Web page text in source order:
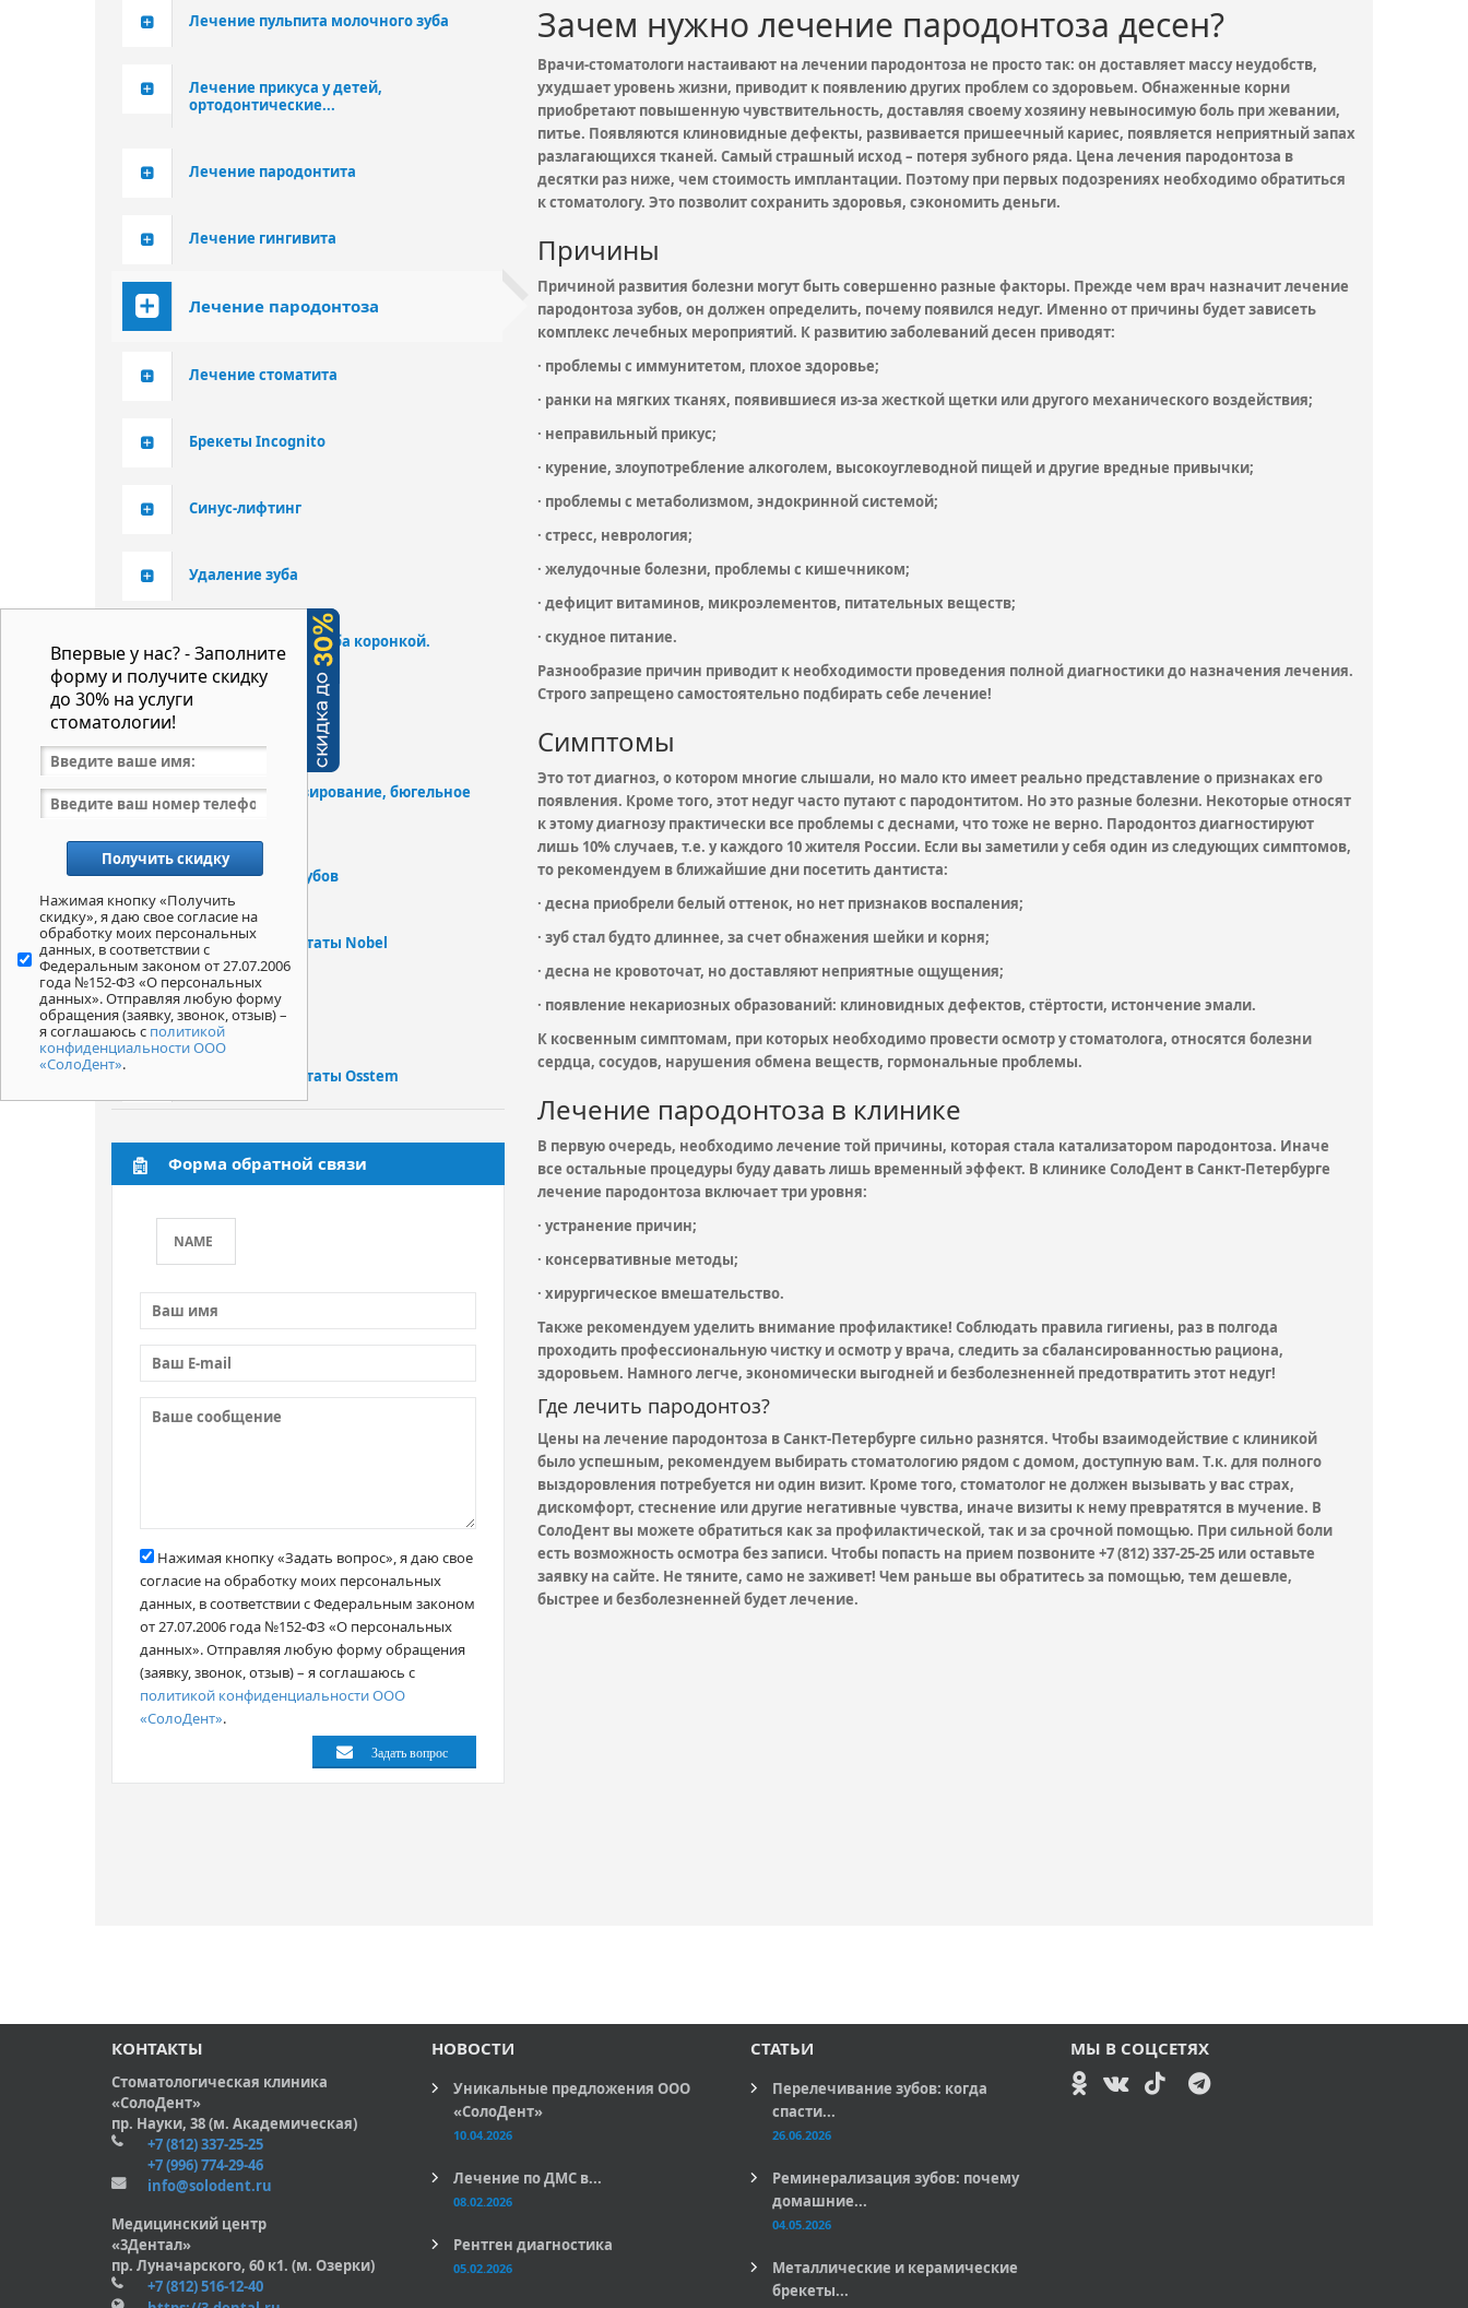
Лечение пульпита молочного зуба
Лечение прикуса у детей,
ортодонтические...
Лечение пародонтита
Лечение гингивита
Лечение пародонтоза
Лечение стоматита
Брекеты Incognito
Синус-лифтинг
Удаление зуба
Протезирование зуба коронкой.
Металлокер...
Съемное протезирование, бюгельное
протез...
Имплантация зубов
Зубные имплантаты Nobel
Акции
Зубные имплантаты Osstem
Форма обратной связи
Нажимая кнопку «Задать вопрос», я даю свое
согласие на обработку моих персональных
данных, в соответствии с Федеральным законом
от 27.07.2006 года №152-ФЗ «О персональных
данных». Отправляя любую форму обращения
(заявку, звонок, отзыв) – я соглашаюсь с
политикой конфиденциальности ООО
«СолоДент».
Зачем нужно лечение пародонтоза десен?
Врачи-стоматологи настаивают на лечении пародонтоза не просто так: он доставляет массу неудобств,
ухудшает уровень жизни, приводит к появлению других проблем со здоровьем. Обнаженные корни
приобретают повышенную чувствительность, доставляя своему хозяину невыносимую боль при жевании,
питье. Появляются клиновидные дефекты, развивается пришеечный кариес, появляется неприятный запах
разлагающихся тканей. Самый страшный исход – потеря зубного ряда. Цена лечения пародонтоза в
десятки раз ниже, чем стоимость имплантации. Поэтому при первых подозрениях необходимо обратиться
к стоматологу. Это позволит сохранить здоровья, сэкономить деньги.
Причины
Причиной развития болезни могут быть совершенно разные факторы. Прежде чем врач назначит лечение
пародонтоза зубов, он должен определить, почему появился недуг. Именно от причины будет зависеть
комплекс лечебных мероприятий. К развитию заболеваний десен приводят:
· проблемы с иммунитетом, плохое здоровье;
· ранки на мягких тканях, появившиеся из-за жесткой щетки или другого механического воздействия;
· неправильный прикус;
· курение, злоупотребление алкоголем, высокоуглеводной пищей и другие вредные привычки;
· проблемы с метаболизмом, эндокринной системой;
· стресс, неврология;
· желудочные болезни, проблемы с кишечником;
· дефицит витаминов, микроэлементов, питательных веществ;
· скудное питание.
Разнообразие причин приводит к необходимости проведения полной диагностики до назначения лечения.
Строго запрещено самостоятельно подбирать себе лечение!
Симптомы
Это тот диагноз, о котором многие слышали, но мало кто имеет реально представление о признаках его
появления. Кроме того, этот недуг часто путают с пародонтитом. Но это разные болезни. Некоторые относят
к этому диагнозу практически все проблемы с деснами, что тоже не верно. Пародонтоз диагностируют
лишь 10% случаев, т.е. у каждого 10 жителя России. Если вы заметили у себя один из следующих симптомов,
то рекомендуем в ближайшие дни посетить дантиста:
· десна приобрели белый оттенок, но нет признаков воспаления;
· зуб стал будто длиннее, за счет обнажения шейки и корня;
· десна не кровоточат, но доставляют неприятные ощущения;
· появление некариозных образований: клиновидных дефектов, стёртости, истончение эмали.
К косвенным симптомам, при которых необходимо провести осмотр у стоматолога, относятся болезни
сердца, сосудов, нарушения обмена веществ, гормональные проблемы.
Лечение пародонтоза в клинике
В первую очередь, необходимо лечение той причины, которая стала катализатором пародонтоза. Иначе
все остальные процедуры буду давать лишь временный эффект. В клинике СолоДент в Санкт-Петербурге
лечение пародонтоза включает три уровня:
· устранение причин;
· консервативные методы;
· хирургическое вмешательство.
Также рекомендуем уделить внимание профилактике! Соблюдать правила гигиены, раз в полгода
проходить профессиональную чистку и осмотр у врача, следить за сбалансированностью рациона,
здоровьем. Намного легче, экономически выгодней и безболезненней предотвратить этот недуг!
Где лечить пародонтоз?
Цены на лечение пародонтоза в Санкт-Петербурге сильно разнятся. Чтобы взаимодействие с клиникой
было успешным, рекомендуем выбирать стоматологию рядом с домом, доступную вам. Т.к. для полного
выздоровления потребуется ни один визит. Кроме того, стоматолог не должен вызывать у вас страх,
дискомфорт, стеснение или другие негативные чувства, иначе визиты к нему превратятся в мучение. В
СолоДент вы можете обратиться как за профилактической, так и за срочной помощью. При сильной боли
есть возможность осмотра без записи. Чтобы попасть на прием позвоните +7 (812) 337-25-25 или оставьте
заявку на сайте. Не тяните, само не заживет! Чем раньше вы обратитесь за помощью, тем дешевле,
быстрее и безболезненней будет лечение.
Впервые у нас? - Заполните
форму и получите скидку
до 30% на услуги
стоматологии!
Нажимая кнопку «Получить
скидку», я даю свое согласие на
обработку моих персональных
данных, в соответствии с
Федеральным законом от 27.07.2006
года №152-ФЗ «О персональных
данных». Отправляя любую форму
обращения (заявку, звонок, отзыв) –
я соглашаюсь с политикой
конфиденциальности ООО
«СолоДент».
КОНТАКТЫ
Стоматологическая клиника
«СолоДент»
пр. Науки, 38 (м. Академическая)
+7 (812) 337-25-25
+7 (996) 774-29-46
info@solodent.ru
Медицинский центр
«3Дентал»
пр. Луначарского, 60 к1. (м. Озерки)
+7 (812) 516-12-40
НОВОСТИ
Уникальные предложения ООО
«СолоДент»
10.04.2026
Лечение по ДМС в...
08.02.2026
Рентген диагностика
05.02.2026
СТАТЬИ
Перелечивание зубов: когда
спасти...
26.06.2026
Реминерализация зубов: почему
домашние...
04.05.2026
Металлические и керамические
брекеты...
МЫ В СОЦСЕТЯХ